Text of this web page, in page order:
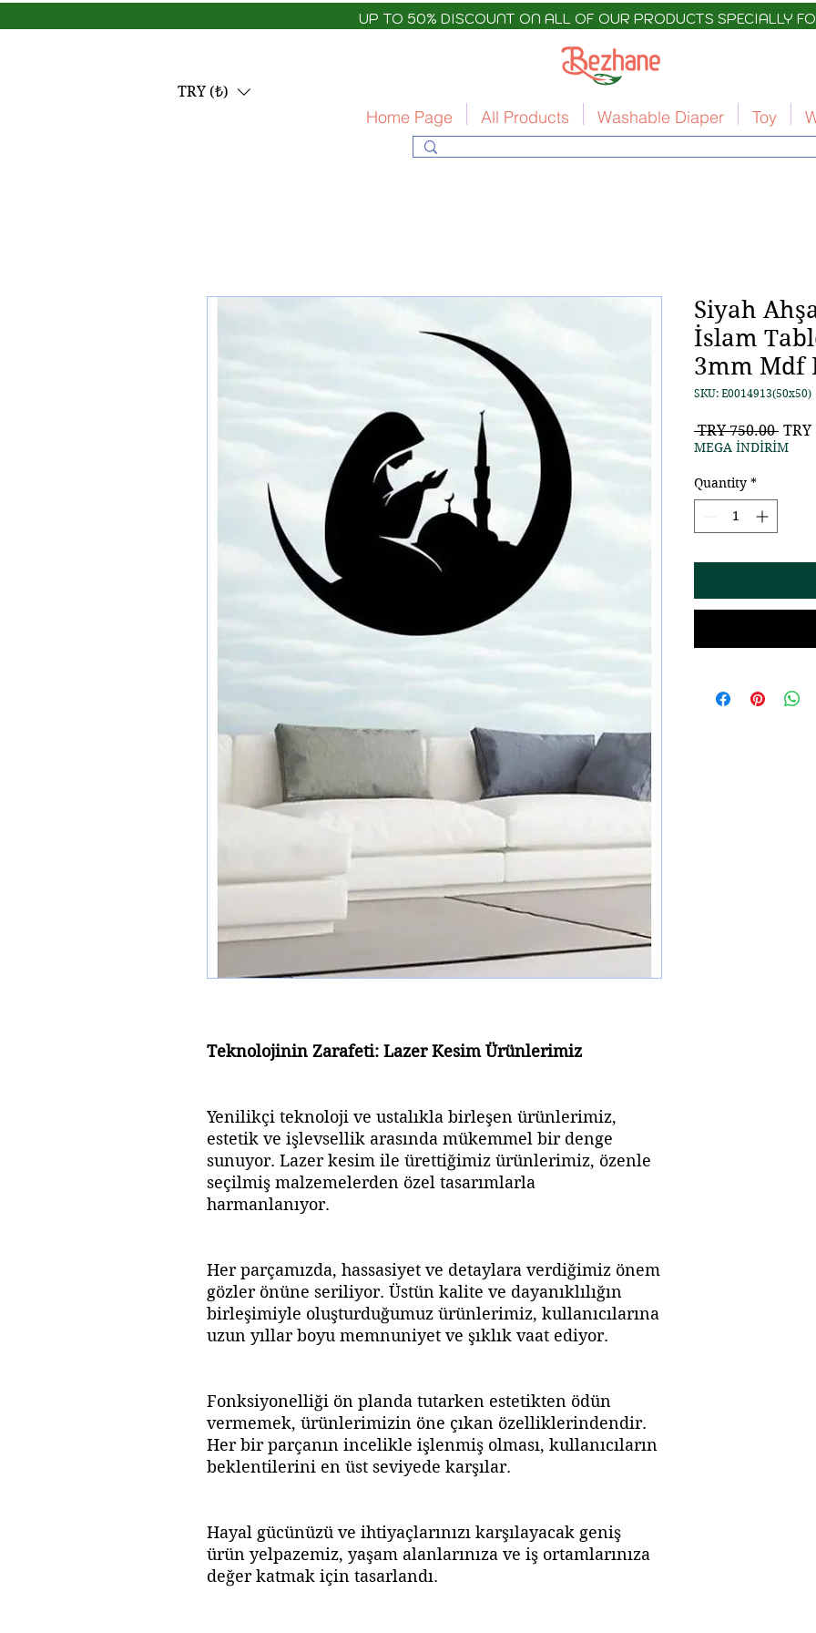
UP TO 50% DISCOUNT ON ALL OF OUR PRODUCTS SPECIALLY
TRY (₺)
Home Page All Products Washable Diaper Toy
Teknolojinin Zarafeti: Lazer Kesim Ürünlerimiz
Yenilikçi teknoloji ve ustalıkla birleşen ürünlerimiz,
estetik ve işlevsellik arasında mükemmel bir denge
sunuyor. Lazer kesim ile ürettiğimiz ürünlerimiz, özenle
seçilmiş malzemelerden özel tasarımlarla
harmanlanıyor.
Her parçamızda, hassasiyet ve detaylara verdiğimiz önem
gözler önüne seriliyor. Üstün kalite ve dayanıklılığın
birleşimiyle oluşturduğumuz ürünlerimiz, kullanıcılarına
uzun yıllar boyu memnuniyet ve şıklık vaat ediyor.
Fonksiyonelliği ön planda tutarken estetikten ödün
vermemek, ürünlerimizin öne çıkan özelliklerindendir.
Her bir parçanın incelikle işlenmiş olması, kullanıcıların
beklentilerini en üst seviyede karşılar.
Hayal gücünüzü ve ihtiyaçlarınızı karşılayacak geniş
ürün yelpazemiz, yaşam alanlarınıza ve iş ortamlarınıza
değer katmak için tasarlandı.
Siyah
İslam
3mm Mdf
SKU: E0014913(50x50)
TRY 750.00
Price
TRY
MEGA İNDİRİM
Quantity *